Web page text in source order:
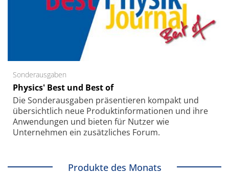
Sonderausgaben
Physics' Best und Best of
Die Sonder­ausgaben präsentieren kompakt und
übersichtlich neue Produkt­informationen und ihre
Anwendungen und bieten für Nutzer wie
Unternehmen ein zusätzliches Forum.
Produkte des Monats